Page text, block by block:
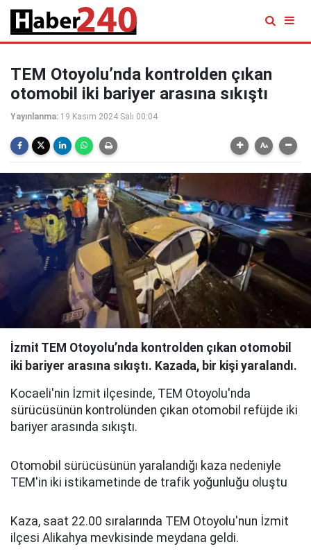
TEM Otoyolu’nda kontrolden çıkan
otomobil iki bariyer arasına sıkıştı
Yayınlanma: 19 Kasım 2024 Salı 00:04
İzmit TEM Otoyolu’nda kontrolden çıkan otomobil
iki bariyer arasına sıkıştı. Kazada, bir kişi yaralandı.
Kocaeli̇'nin İzmit ilçesinde, TEM Otoyolu'nda
sürücüsünün kontrolünden çıkan otomobil refüjde iki
bariyer arasında sıkıştı.
Otomobil sürücüsünün yaralandığı kaza nedeniyle
TEM'in iki istikametinde de trafik yoğunluğu oluştu
Kaza, saat 22.00 sıralarında TEM Otoyolu'nun İzmit
ilçesi Alikahya mevkisinde meydana geldi.